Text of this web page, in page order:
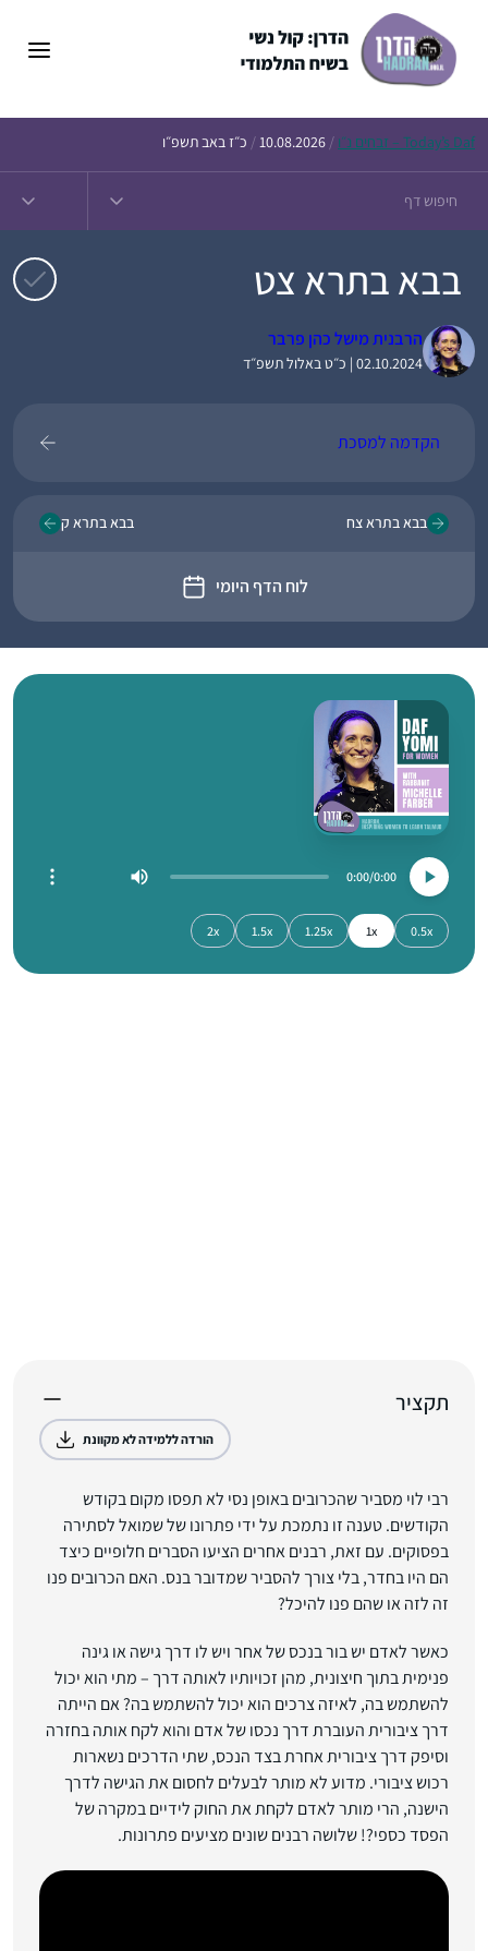
Today’s Daf – זבחים נ״ו /
10.08.2026
/ כ״ז באב תשפ״ו
בבא בתרא צט
הרבנית מישל כהן פרבר
02.10.2024 | כ״ט באלול תשפ״ד
הקדמה למסכת
בבא בתרא צח
לוח הדף היומי
בבא בתרא ק
0:00
0:00
0.5x
1x
1.25x
1.5x
2x
תקציר
הורדה ללמידה לא מקוונת
רבי לוי מסביר שהכרובים באופן נסי לא תפסו מקום בקודש
הקודשים. טענה זו נתמכת על ידי פתרונו של שמואל לסתירה
בפסוקים. עם זאת, רבנים אחרים הציעו הסברים חלופיים כיצד
הם היו בחדר, בלי צורך להסביר שמדובר בנס. האם הכרובים פנו
זה לזה או שהם פנו להיכל?
כאשר לאדם יש בור בנכס של אחר ויש לו דרך גישה או גינה
פנימית בתוך חיצונית, מהן זכויותיו לאותה דרך – מתי הוא יכול
להשתמש בה, לאיזה צרכים הוא יכול להשתמש בה? אם הייתה
דרך ציבורית העוברת דרך נכסו של אדם והוא לקח אותה בחזרה
וסיפק דרך ציבורית אחרת בצד הנכס, שתי הדרכים נשארות
רכוש ציבורי. מדוע לא מותר לבעלים לחסום את הגישה לדרך
הישנה, הרי מותר לאדם לקחת את החוק לידיים במקרה של
הפסד כספי?! שלושה רבנים שונים מציעים פתרונות.